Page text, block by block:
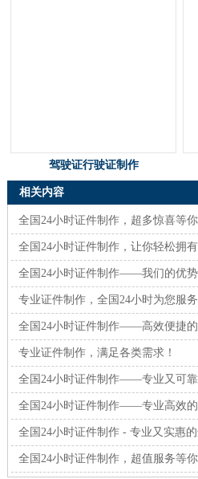
驾驶证行驶证制作
相关内容
全国24小时证件制作，超多惊喜等你
全国24小时证件制作，让你轻松拥
全国24小时证件制作——我们的优
专业证件制作，全国24小时为您服务
全国24小时证件制作——高效便捷
专业证件制作，满足各类需求！
全国24小时证件制作——专业又可
全国24小时证件制作——专业高效
全国24小时证件制作 - 专业又实惠
全国24小时证件制作，超值服务等